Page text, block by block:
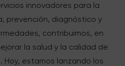
innovadores para la
prevención, diagnóstico y
contribuimos, en
la salud y la calidad de
Hoy, estamos lanzando los